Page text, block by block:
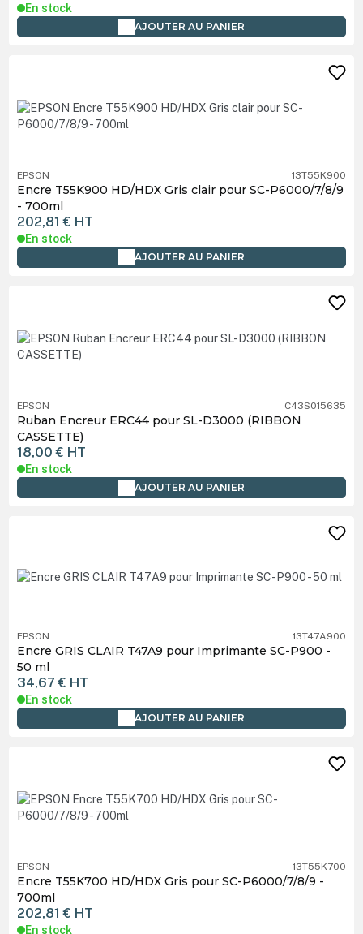
En stock
AJOUTER AU PANIER
EPSON 13T55K900
Encre T55K900 HD/HDX Gris clair pour SC-P6000/7/8/9
- 700ml
202,81 € HT
En stock
AJOUTER AU PANIER
EPSON C43S015635
Ruban Encreur ERC44 pour SL-D3000 (RIBBON
CASSETTE)
18,00 € HT
En stock
AJOUTER AU PANIER
EPSON 13T47A900
Encre GRIS CLAIR T47A9 pour Imprimante SC-P900 -
50 ml
34,67 € HT
En stock
AJOUTER AU PANIER
EPSON 13T55K700
Encre T55K700 HD/HDX Gris pour SC-P6000/7/8/9 -
700ml
202,81 € HT
En stock